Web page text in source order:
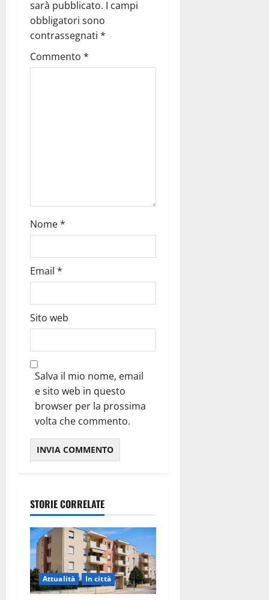
sarà pubblicato. I campi
obbligatori sono
contrassegnati *
Commento *
Nome*
Email *
Sito web
Salva il mio nome, email
e sito web in questo
browser per la prossima
volta che commento.
STORIE CORRELATE
Attualità In città